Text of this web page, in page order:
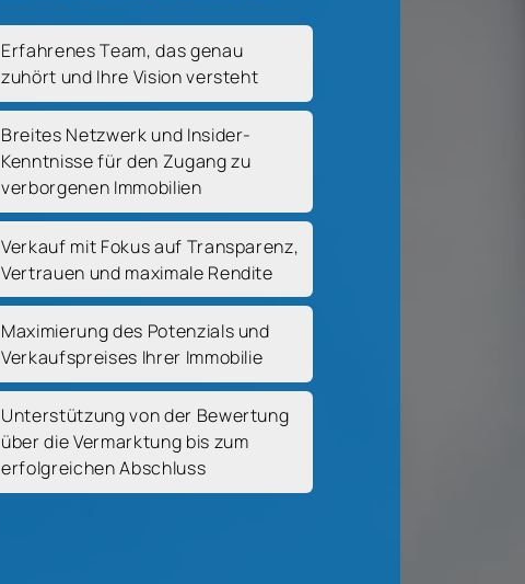
Erfahrenes Team, das genau
zuhört und Ihre Vision versteht
Breites Netzwerk und Insider-
Kenntnisse für den Zugang zu
verborgenen Immobilien
Verkauf mit Fokus auf Transparenz,
Vertrauen und maximale Rendite
Maximierung des Potenzials und
Verkaufspreises Ihrer Immobilie
Unterstützung von der Bewertung
über die Vermarktung bis zum
erfolgreichen Abschluss